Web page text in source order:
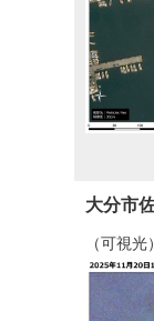
大分市
（可視光）